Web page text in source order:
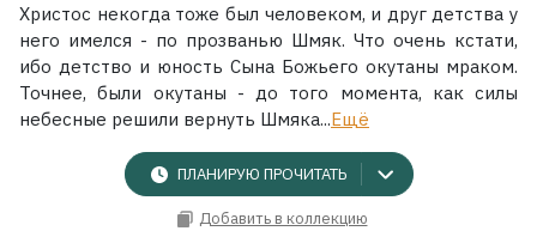
Христос некогда тоже был человеком, и друг детства у
него имелся - по прозванью Шмяк. Что очень кстати,
ибо детство и юность Сына Божьего окутаны мраком.
Точнее, были окутаны - до того момента, как силы
небесные решили вернуть Шмяка...Ещё
ПЛАНИРУЮ ПРОЧИТАТЬ
Добавить в коллекцию